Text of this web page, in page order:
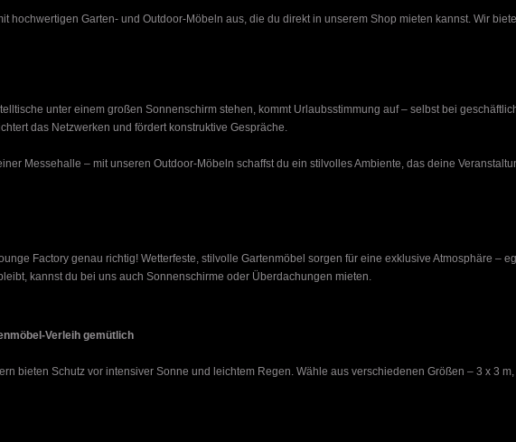
hochwertigen Garten- und Outdoor-Möbeln aus, die du direkt in unserem Shop mieten kannst. Wir
unter einem großen Sonnenschirm stehen, kommt Urlaubsstimmung auf – selbst bei
das Netzwerken und fördert konstruktive Gespräche.
Messehalle – mit unseren Outdoor-Möbeln schaffst du ein stilvolles Ambiente, das deine
Factory genau richtig! Wetterfeste, stilvolle Gartenmöbel sorgen für eine exklusive Atmosphäre –
kannst du bei uns auch Sonnenschirme oder Überdachungen mieten.
Verleih gemütlich
bieten Schutz vor intensiver Sonne und leichtem Regen. Wähle aus verschiedenen Größen – 3 x 3